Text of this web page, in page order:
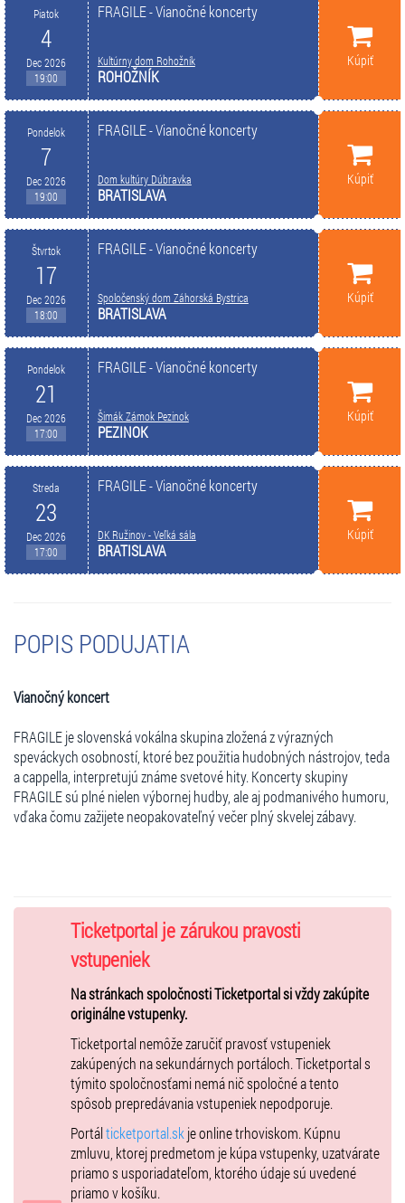
Piatok
4
Dec 2026
19:00
FRAGILE - Vianočné koncerty
Kultúrny dom Rohožník
ROHOŽNÍK
Kúpiť
Pondelok
7
Dec 2026
19:00
FRAGILE - Vianočné koncerty
Dom kultúry Dúbravka
BRATISLAVA
Kúpiť
Štvrtok
17
Dec 2026
18:00
FRAGILE - Vianočné koncerty
Spoločenský dom Záhorská Bystrica
BRATISLAVA
Kúpiť
Pondelok
21
Dec 2026
17:00
FRAGILE - Vianočné koncerty
Šimák Zámok Pezinok
PEZINOK
Kúpiť
Streda
23
Dec 2026
17:00
FRAGILE - Vianočné koncerty
DK Ružinov - Veľká sála
BRATISLAVA
Kúpiť
POPIS PODUJATIA
Vianočný koncert
FRAGILE je slovenská vokálna skupina zložená z výrazných
speváckych osobností, ktoré bez použitia hudobných nástrojov, teda
a cappella, interpretujú známe svetové hity. Koncerty skupiny
FRAGILE sú plné nielen výbornej hudby, ale aj podmanivého humoru,
vďaka čomu zažijete neopakovateľný večer plný skvelej zábavy.
Ticketportal je zárukou pravosti
vstupeniek
Na stránkach spoločnosti Ticketportal si vždy zakúpite
originálne vstupenky.
Ticketportal nemôže zaručiť pravosť vstupeniek
zakúpených na sekundárnych portáloch. Ticketportal s
týmito spoločnosťami nemá nič spoločné a tento
spôsob prepredávania vstupeniek nepodporuje.
Portálticketportal.sk je online trhoviskom. Kúpnu
zmluvu, ktorej predmetom je kúpa vstupenky, uzatvárate
priamo s usporiadateľom, ktorého údaje sú uvedené
priamo v košíku.